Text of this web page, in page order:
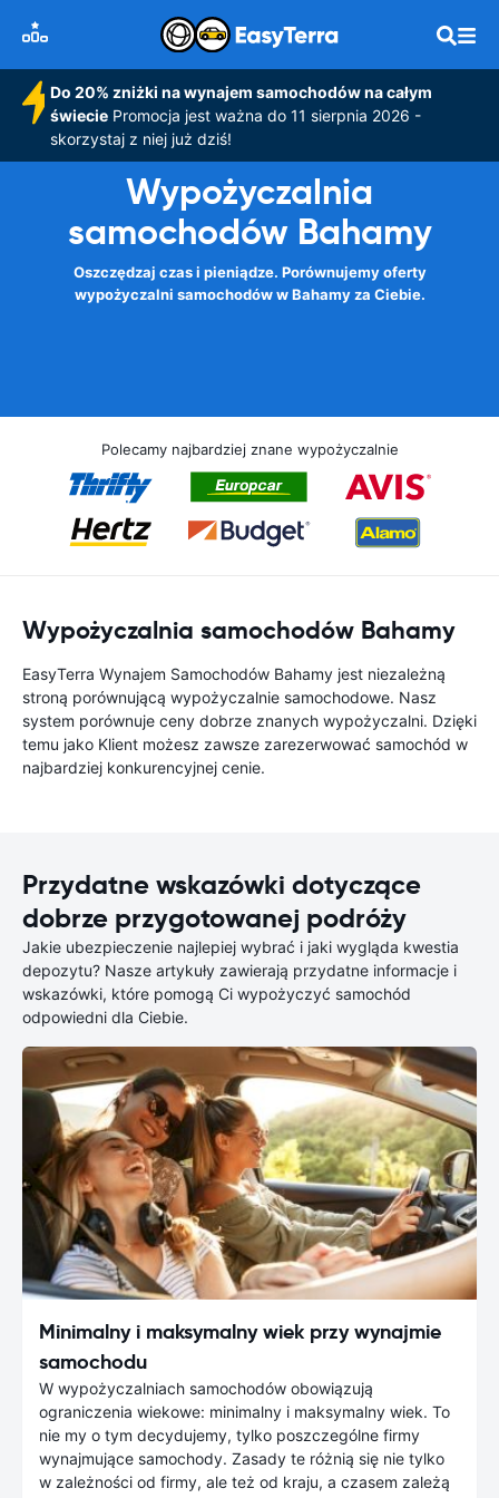
Do 20% zniżki na wynajem samochodów na całym
świeciePromocja jest ważna do 11 sierpnia 2026 -
skorzystaj z niej już dziś!
Wypożyczalnia
samochodów Bahamy
Oszczędzaj czas i pieniądze. Porównujemy oferty
wypożyczalni samochodów w Bahamy za Ciebie.
Polecamy najbardziej znane wypożyczalnie
Wypożyczalnia samochodów Bahamy
EasyTerra Wynajem Samochodów Bahamy jest niezależną
stroną porównującą wypożyczalnie samochodowe. Nasz
system porównuje ceny dobrze znanych wypożyczalni. Dzięki
temu jako Klient możesz zawsze zarezerwować samochód w
najbardziej konkurencyjnej cenie.
Przydatne wskazówki dotyczące
dobrze przygotowanej podróży
Jakie ubezpieczenie najlepiej wybrać i jaki wygląda kwestia
depozytu? Nasze artykuły zawierają przydatne informacje i
wskazówki, które pomogą Ci wypożyczyć samochód
odpowiedni dla Ciebie.
Minimalny i maksymalny wiek przy wynajmie
samochodu
W wypożyczalniach samochodów obowiązują
ograniczenia wiekowe: minimalny i maksymalny wiek. To
nie my o tym decydujemy, tylko poszczególne firmy
wynajmujące samochody. Zasady te różnią się nie tylko
w zależności od firmy, ale też od kraju, a czasem zależą